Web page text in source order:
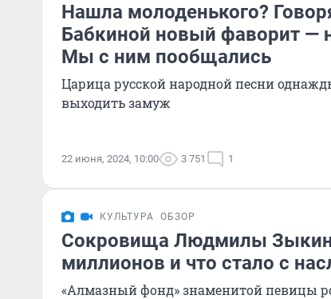
Нашла молоденького?
Бабкиной новый фаворит —
Мы с ним пообщались
Царица русской народной песни
выходить замуж
22 июня, 2024, 10:00 3 751 1
КУЛЬТУРА ОБЗОР
Сокровища Людмилы
миллионов и что стало с
«Алмазный фонд» знаменитой певицы